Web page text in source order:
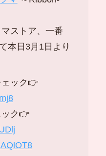
ストア、一番
本日3月1日より
ェック👉
ック👉